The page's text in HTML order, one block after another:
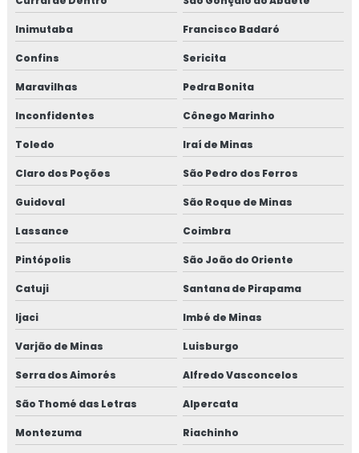
Inimutaba Francisco Badaró
Confins Sericita
Maravilhas Pedra Bonita
Inconfidentes Cônego Marinho
Toledo Iraí de Minas
Claro dos Poções São Pedro dos Ferros
Guidoval São Roque de Minas
Lassance Coimbra
Pintópolis São João do Oriente
Catuji Santana de Pirapama
Ijaci Imbé de Minas
Varjão de Minas Luisburgo
Serra dos Aimorés Alfredo Vasconcelos
São Thomé das Letras Alpercata
Montezuma Riachinho